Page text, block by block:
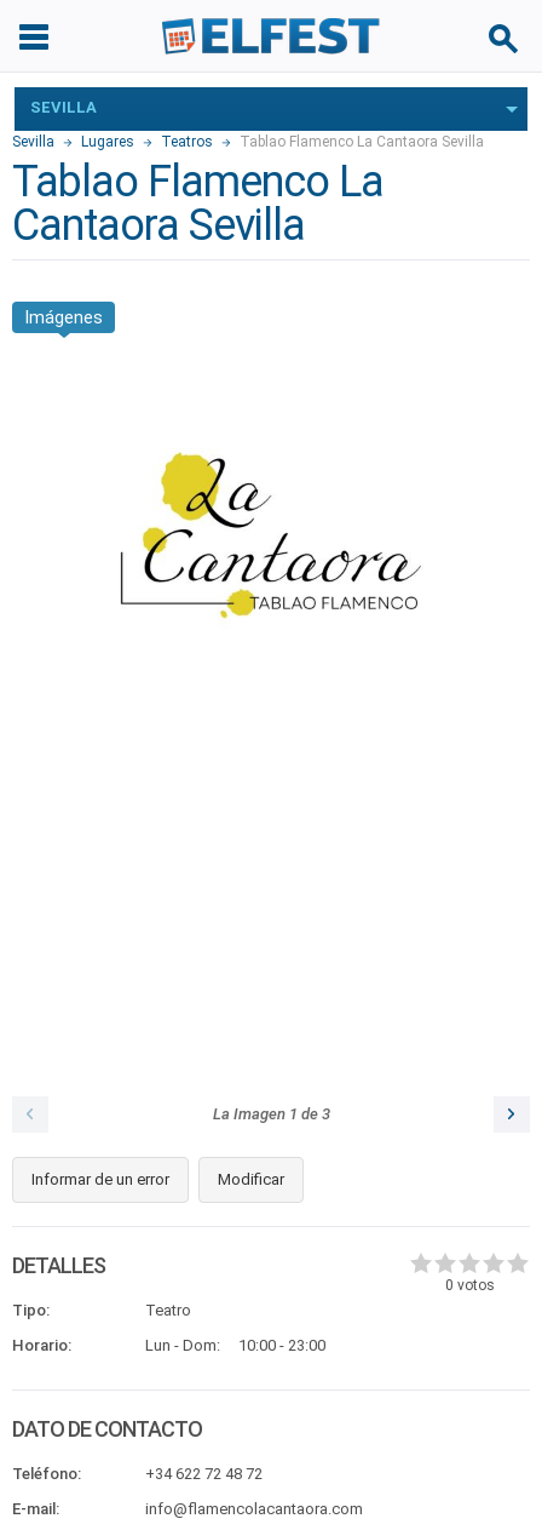
SEVILLA
Sevilla Lugares Teatros Tablao Flamenco La Cantaora Sevilla
Tablao Flamenco La
Cantaora Sevilla
Imágenes
La Imagen 1 de 3
Informar de un error Modificar
0 votos
DETALLES
Tipo:
Teatro
Horario:
Lun - Dom: 10:00 - 23:00
DATO DE CONTACTO
Teléfono:
+34 622 72 48 72
E-mail:
info@flamencolacantaora.com